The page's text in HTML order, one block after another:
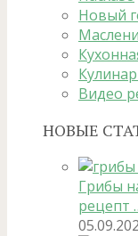
Новый
Видео
НОВЫЕ
Грибы
рецепт